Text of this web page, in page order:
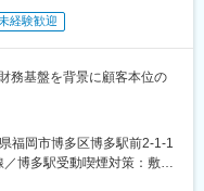
商品知識や、競合他社に勝
「売る力」を底上げし、自
ます。
う、最終的なお引渡しまで
審査部門とも交渉・調整を
接客）：
経験歓迎
務基盤を背景に顧客本位の
と三井住友信託銀行が共同
専門金融会社です。
福岡市博多区博多駅前2-1-1
博多駅受動喫煙対策：敷地